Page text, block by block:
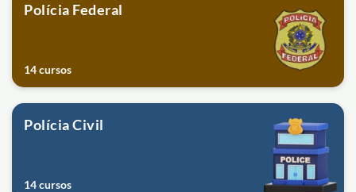
Polícia Federal
14 cursos
Polícia Civil
14 cursos